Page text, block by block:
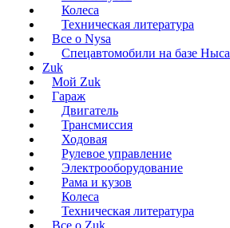
Колеса
Техническая литература
Все о Nysa
Спецавтомобили на базе Ныса
Zuk
Мой Zuk
Гараж
Двигатель
Трансмиссия
Ходовая
Рулевое управление
Электрооборудование
Рама и кузов
Колеса
Техническая литература